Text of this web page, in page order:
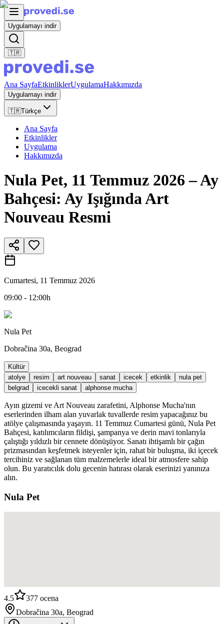
Uygulamayı indir
🇹🇷
Ana SayfaEtkinliklerUygulamaHakkımızda
Uygulamayı indir
🇹🇷Türkçe
Ana Sayfa
Etkinlikler
Uygulama
Hakkımızda
Nula Pet, 11 Temmuz 2026 – Ay
Bahçesi: Ay Işığında Art
Nouveau Resmi
Cumartesi, 11 Temmuz 2026
09:00 - 12:00h
Nula Pet
Dobračina 30a, Beograd
Kültür
atolye
resim art nouveau sanat icecek etkinlik
nula pet
belgrad
icecekli sanat alphonse mucha
Ayın gizemi ve Art Nouveau zarafetini, Alphonse Mucha'nın
eserlerinden ilham alan yuvarlak tuvallerde resim yapacağınız bu
atölye çalışmasında yaşayın. 11 Temmuz Cumartesi günü, Nula Pet
Bahçesi, katılımcıların fildişi, şampanya ve derin mavi tonlarıyla
çalıştığı yıldızlı bir cennete dönüşüyor. Sanatı ihtişamlı bir çağın
prizmasından keşfetmek isteyenler için, rahat bir buluşma, iki içecek
tercihiniz ve sağlanan tüm malzemelerle ideal bir atmosfere sahip
olun. Bu yaratıcılık dolu gecenin hatırası olarak eserinizi yanınıza
alın.
Nula Pet
4.5 377 ocena
Dobračina 30a, Beograd